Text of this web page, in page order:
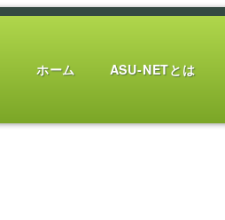
ホーム ASU-NETとは